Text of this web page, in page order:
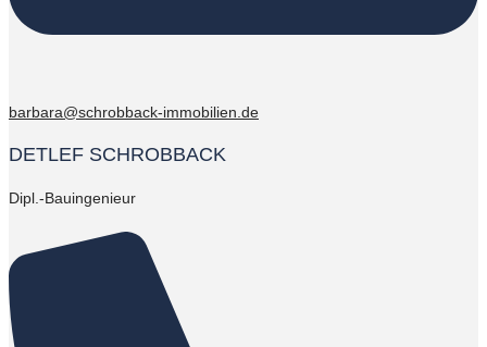
barbara@schrobback-immobilien.de
DETLEF SCHROBBACK
Dipl.-Bauingenieur